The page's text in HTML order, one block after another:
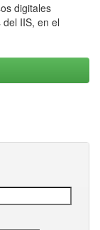
digitales
IIS, en el